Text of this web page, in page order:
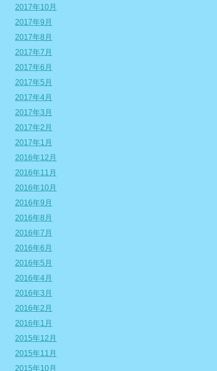
2017年10月
2017年9月
2017年8月
2017年7月
2017年6月
2017年5月
2017年4月
2017年3月
2017年2月
2017年1月
2016年12月
2016年11月
2016年10月
2016年9月
2016年8月
2016年7月
2016年6月
2016年5月
2016年4月
2016年3月
2016年2月
2016年1月
2015年12月
2015年11月
2015年10月